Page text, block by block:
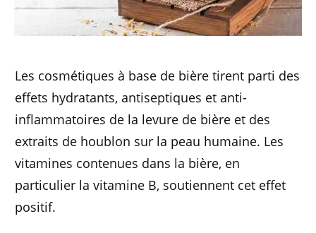
Les cosmétiques à base de bière tirent parti des
effets hydratants, antiseptiques et anti-
inflammatoires de la levure de bière et des
extraits de houblon sur la peau humaine. Les
vitamines contenues dans la bière, en
particulier la vitamine B, soutiennent cet effet
positif.